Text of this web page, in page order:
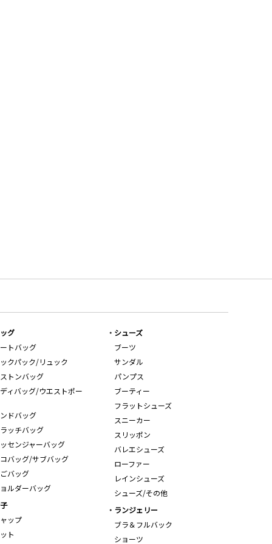
グ
トバッグ
クパック/リュック
トンバッグ
ィバッグ/ウエストポー
ドバッグ
ッチバッグ
センジャーバッグ
バッグ/サブバッグ
バッグ
ルダーバッグ
シューズ
ブーツ
サンダル
パンプス
ブーティー
フラットシューズ
スニーカー
スリッポン
バレエシューズ
ローファー
レインシューズ
シューズ/その他
ップ
ト
ランジェリー
ブラ＆フルバック
ショーツ